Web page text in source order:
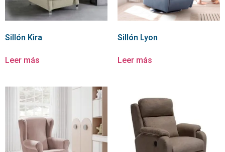
Sillón Kira
Leer más
Sillón Lyon
Leer más